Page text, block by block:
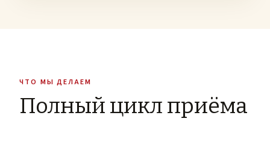
ЧТО МЫ ДЕЛАЕМ
Полный цикл приёма